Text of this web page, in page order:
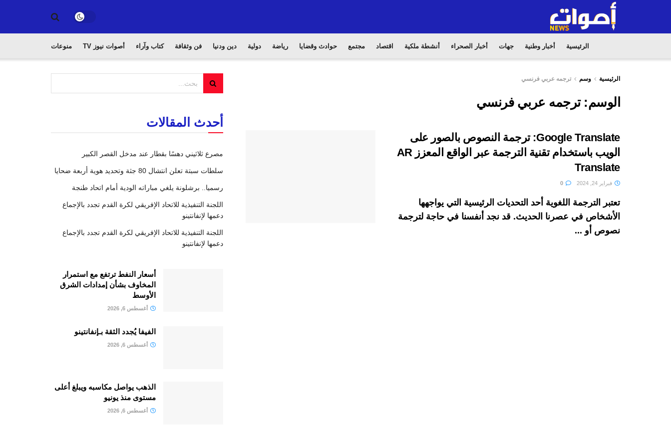
الرئيسية أخبار وطنية جهات أخبار الصحراء أنشطة ملكية اقتصاد مجتمع حوادث وقضايا رياضة دولية دين ودنيا فن وثقافة كتاب وآراء أصوات نيوز TV منوعات
الرئيسية وسم ترجمه عربي فرنسي
الوسم:ترجمه عربي فرنسي
Google Translate: ترجمة النصوص بالصور على
الويب باستخدام تقنية الترجمة عبر الواقع المعزز AR
Translate
فبراير 24, 2024
تعتبر الترجمة اللغوية أحد التحديات الرئيسية التي يواجهها
الأشخاص في عصرنا الحديث. قد نجد أنفسنا في حاجة لترجمة
نصوص أو ...
أحدث المقالات
مصرع ثلاثيني دهسًا بقطار عند مدخل القصر الكبير
سلطات سبتة تعلن انتشال 80 جثة وتحديد هوية أربعة ضحايا
رسميا.. برشلونة يلغي مباراته الودية أمام اتحاد طنجة
اللجنة التنفيذية للاتحاد الإفريقي لكرة القدم تجدد بالإجماع
دعمها لإنفانتينو
اللجنة التنفيذية للاتحاد الإفريقي لكرة القدم تجدد بالإجماع
دعمها لإنفانتينو
أسعار النفط ترتفع مع استمرار
المخاوف بشأن إمدادات الشرق
الأوسط
أغسطس 6, 2026
الفيفا يُجدد الثقة بـإنفانتينو
أغسطس 6, 2026
الذهب يواصل مكاسبه ويبلغ أعلى
مستوى منذ يونيو
أغسطس 6, 2026